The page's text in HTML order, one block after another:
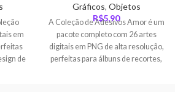
em
de
Gráficos, Objetos
R$5,90
A Coleção de Adesivos Amor é um
pacote completo com 26 artes
digitais em PNG de alta resolução,
perfeitas para álbuns de recortes,